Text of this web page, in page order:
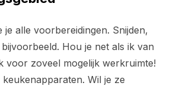
je alle voorbereidingen. Snijden,
Hou je net als ik van
voor zoveel mogelijk werkruimte!
Wil je ze